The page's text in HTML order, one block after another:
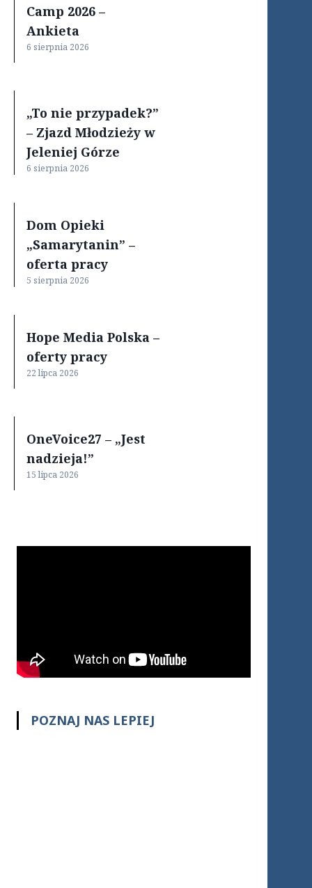
Camp 2026 –
Ankieta
6 sierpnia 2026
„To nie przypadek?”
– Zjazd Młodzieży w
Jeleniej Górze
6 sierpnia 2026
Dom Opieki
„Samarytanin” –
oferta pracy
5 sierpnia 2026
Hope Media Polska –
oferty pracy
22 lipca 2026
OneVoice27 – „Jest
nadzieja!”
15 lipca 2026
POZNAJ NAS LEPIEJ